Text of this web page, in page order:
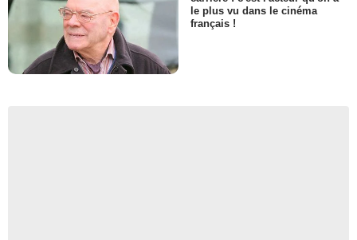
le plus vu dans le cinéma
français !